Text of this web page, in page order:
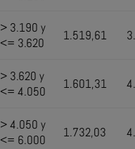
> 3.190 y
<= 3.620
1.519,61
> 3.620 y
<= 4.050
1.601,31
> 4.050 y
<= 6.000
1.732,03